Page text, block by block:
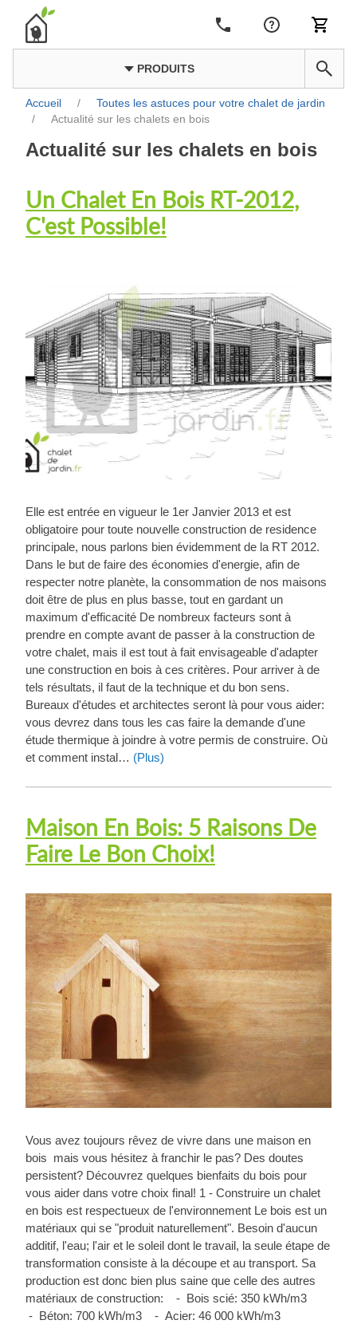
PRODUITS
Accueil /
Toutes les astuces pour votre chalet de jardin
/
Actualité sur les chalets en bois
Actualité sur les chalets en bois
Un Chalet En Bois RT-2012,
C'est Possible!
Elle est entrée en vigueur le 1er Janvier 2013 et est
obligatoire pour toute nouvelle construction de residence
principale, nous parlons bien évidemment de la RT 2012.
Dans le but de faire des économies d'energie, afin de
respecter notre planète, la consommation de nos maisons
doit être de plus en plus basse, tout en gardant un
maximum d'efficacité De nombreux facteurs sont à
prendre en compte avant de passer à la construction de
votre chalet, mais il est tout à fait envisageable d'adapter
une construction en bois à ces critères. Pour arriver à de
tels résultats, il faut de la technique et du bon sens.
Bureaux d'études et architectes seront là pour vous aider:
vous devrez dans tous les cas faire la demande d'une
étude thermique à joindre à votre permis de construire. Où
et comment instal… (Plus)
Maison En Bois: 5 Raisons De
Faire Le Bon Choix!
Vous avez toujours rêvez de vivre dans une maison en
bois mais vous hésitez à franchir le pas? Des doutes
persistent? Découvrez quelques bienfaits du bois pour
vous aider dans votre choix final! 1 - Construire un chalet
en bois est respectueux de l'environnement Le bois est un
matériaux qui se "produit naturellement". Besoin d'aucun
additif, l'eau; l'air et le soleil dont le travail, la seule étape de
transformation consiste à la découpe et au transport. Sa
production est donc bien plus saine que celle des autres
matériaux de construction: - Bois scié: 350 kWh/m3
- Béton: 700 kWh/m3 - Acier: 46 000 kWh/m3